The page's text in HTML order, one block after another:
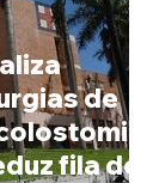
de
fila de